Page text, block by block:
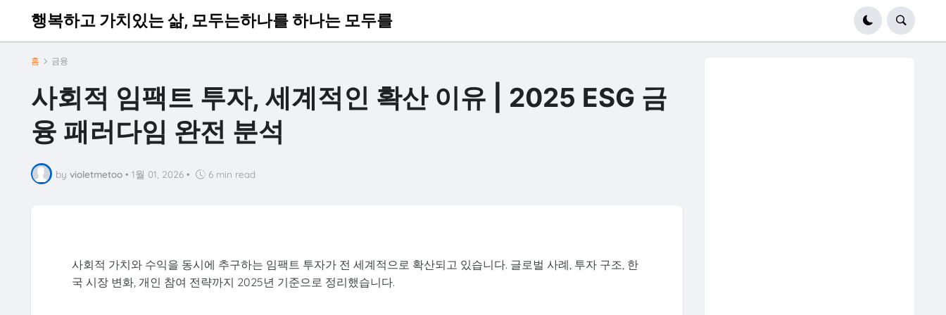
행복하고 가치있는 삶, 모두는하나를 하나는 모두를
홈 금융
사회적 임팩트 투자, 세계적인 확산 이유 | 2025 ESG 금
융 패러다임 완전 분석
by violetmetoo • 1월 01, 2026 • 6 min read
사회적 가치와 수익을 동시에 추구하는 임팩트 투자가 전 세계적으로 확산되고 있습니다. 글로벌 사례, 투자 구조, 한
국 시장 변화, 개인 참여 전략까지 2025년 기준으로 정리했습니다.